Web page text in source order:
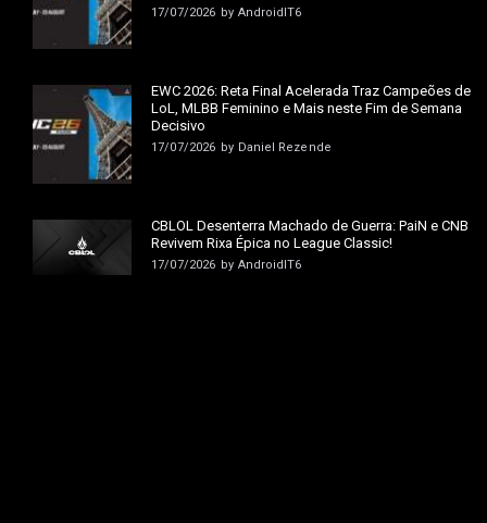
17/07/2026 by AndroidIT6
EWC 2026: Reta Final Acelerada Traz Campeões de
LoL, MLBB Feminino e Mais neste Fim de Semana
Decisivo
17/07/2026 by Daniel Rezende
CBLOL Desenterra Machado de Guerra: PaiN e CNB
Revivem Rixa Épica no League Classic!
17/07/2026 by AndroidIT6